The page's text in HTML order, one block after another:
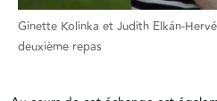
Ginette Kolinka et Judith Elkán-
deuxième repas